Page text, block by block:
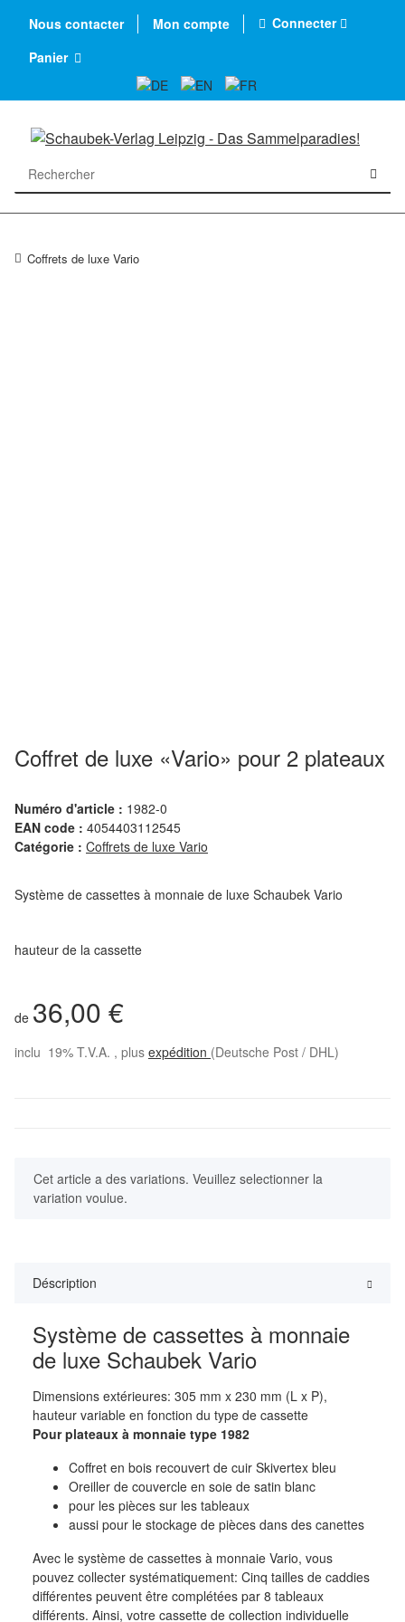
Nous contacter Mon compte
Connecter
Panier
Coffrets de luxe Vario
Coffret de luxe «Vario» pour 2 plateaux
Numéro d'article : 1982-0
EAN code : 4054403112545
Catégorie : Coffrets de luxe Vario
Système de cassettes à monnaie de luxe Schaubek Vario
hauteur de la cassette
de 36,00 €
inclu 19% T.V.A. , plus expédition (Deutsche Post / DHL)
x
Cet article a des variations. Veuillez selectionner la
variation voulue.
Déscription
Système de cassettes à monnaie
de luxe Schaubek Vario
Dimensions extérieures: 305 mm x 230 mm (L x P),
hauteur variable en fonction du type de cassette
Pour plateaux à monnaie type 1982
Coffret en bois recouvert de cuir Skivertex bleu
Oreiller de couvercle en soie de satin blanc
pour les pièces sur les tableaux
aussi pour le stockage de pièces dans des canettes
Avec le système de cassettes à monnaie Vario, vous
pouvez collecter systématiquement: Cinq tailles de caddies
différentes peuvent être complétées par 8 tableaux
différents. Ainsi, votre cassette de collection individuelle